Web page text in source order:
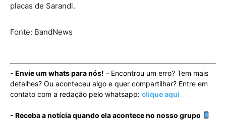
placas de Sarandi.
Fonte: BandNews
- Envie um whats para nós! - Encontrou um erro? Tem mais
detalhes? Ou aconteceu algo e quer compartilhar? Entre em
contato com a redação pelo whatsapp: clique aqui
- Receba a notícia quando ela acontece no nosso grupo